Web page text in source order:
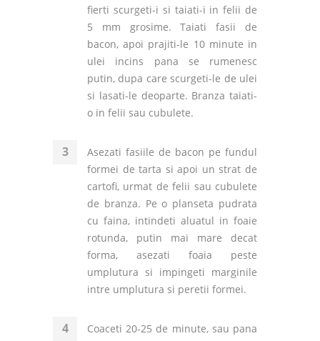
fierti scurgeti-i si taiati-i in felii de
5 mm grosime. Taiati fasii de
bacon, apoi prajiti-le 10 minute in
ulei incins pana se rumenesc
putin, dupa care scurgeti-le de ulei
si lasati-le deoparte. Branza taiati-
o in felii sau cubulete.
Asezati fasiile de bacon pe fundul
formei de tarta si apoi un strat de
cartofi, urmat de felii sau cubulete
de branza. Pe o planseta pudrata
cu faina, intindeti aluatul in foaie
rotunda, putin mai mare decat
forma, asezati foaia peste
umplutura si impingeti marginile
intre umplutura si peretii formei.
Coaceti 20-25 de minute, sau pana